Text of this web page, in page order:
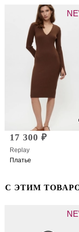
17 300 ₽
Replay
Платье
С ЭТИМ